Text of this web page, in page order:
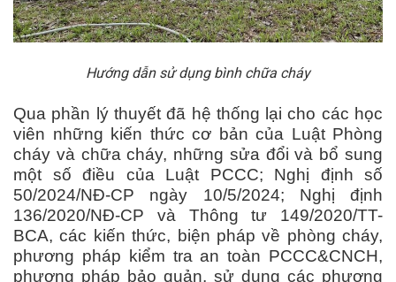
Hướng dẫn sử dụng bình chữa cháy
Qua phần lý thuyết đã hệ thống lại cho các học
viên những kiến thức cơ bản của Luật Phòng
cháy và chữa cháy, những sửa đổi và bổ sung
một số điều của Luật PCCC; Nghị định số
50/2024/NĐ-CP ngày 10/5/2024; Nghị định
136/2020/NĐ-CP và Thông tư 149/2020/TT-
BCA, các kiến thức, biện pháp về phòng cháy,
phương pháp kiểm tra an toàn PCCC&CNCH,
phương pháp bảo quản, sử dụng các phương